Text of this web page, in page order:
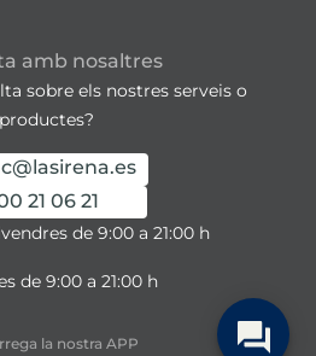
amb nosaltres
sobre els nostres serveis o
productes?
21 06 21
de 9:00 a 21:00 h
de 9:00 a 21:00 h
la nostra APP